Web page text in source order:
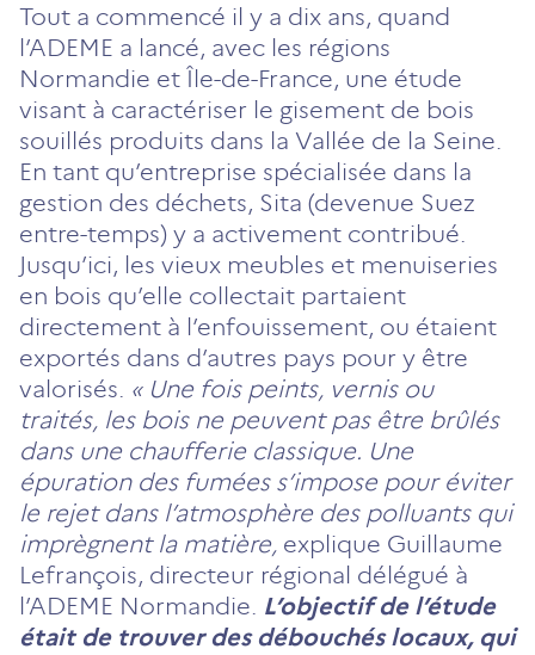
Tout a commencé il y a dix ans, quand
l’ADEME a lancé, avec les régions
Normandie et Île-de-France, une étude
visant à caractériser le gisement de bois
souillés produits dans la Vallée de la Seine.
En tant qu’entreprise spécialisée dans la
gestion des déchets, Sita (devenue Suez
entre-temps) y a activement contribué.
Jusqu’ici, les vieux meubles et menuiseries
en bois qu’elle collectait partaient
directement à l’enfouissement, ou étaient
exportés dans d’autres pays pour y être
valorisés. « Une fois peints, vernis ou
traités, les bois ne peuvent pas être brûlés
dans une chaufferie classique. Une
épuration des fumées s’impose pour éviter
le rejet dans l’atmosphère des polluants qui
imprègnent la matière, explique Guillaume
Lefrançois, directeur régional délégué à
l’ADEME Normandie. L’objectif de l’étude
était de trouver des débouchés locaux, qui